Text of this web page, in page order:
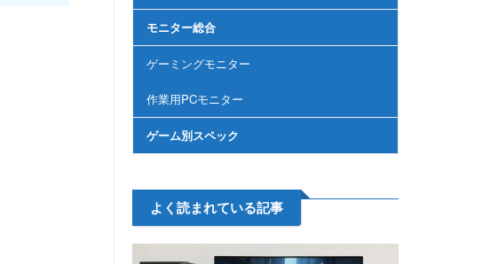
モニター総合
ゲーミングモニター
作業用PCモニター
ゲーム別スペック
よく読まれている記事